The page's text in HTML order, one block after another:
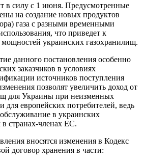
в силу с 1 июня. Предусмотренные
на создание новых продуктов
газа с разными временными
что приведет к
украинских газохранилищ.
данного постановления особенно
заказчиков в условиях
источников поступления
позволят увеличить доход от
для Украины при неизменных
для европейских потребителей, ведь
в украинских
странах-членах ЕС.
вносятся изменения в Кодекс
договор хранения в части: